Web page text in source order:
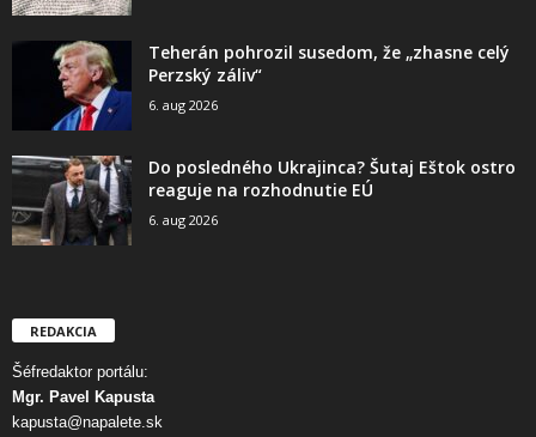
Teherán pohrozil susedom, že „zhasne celý
Perzský záliv“
6. aug 2026
Do posledného Ukrajinca? Šutaj Eštok ostro
reaguje na rozhodnutie EÚ
6. aug 2026
REDAKCIA
Šéfredaktor portálu:
Mgr. Pavel Kapusta
kapusta@napalete.sk